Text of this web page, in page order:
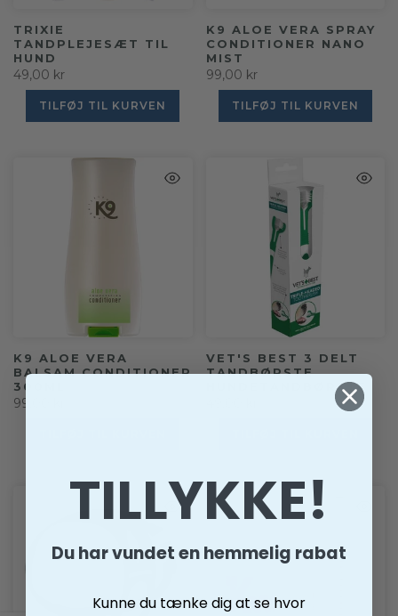
TRIXIE
TANDPLEJESÆT TIL
HUND
49,00 kr
TILFØJ TIL KURVEN
K9 ALOE VERA SPRAY
CONDITIONER NANO
MIST
99,00 kr
TILFØJ TIL KURVEN
K9 ALOE VERA
BALSAM CONDITIONER
300ML
99,00 kr
VET'S BEST 3 DELT
TANDBØRSTE
HUNDETANDBØRSTE
TILLYKKE!
Du har vundet en hemmelig rabat
Kunne du tænke dig at se hvor